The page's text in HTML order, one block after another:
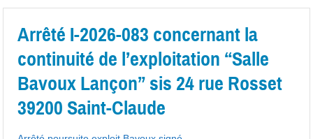
Arrêté I-2026-083 concernant la
continuité de l’exploitation “Salle
Bavoux Lançon” sis 24 rue Rosset
39200 Saint-Claude